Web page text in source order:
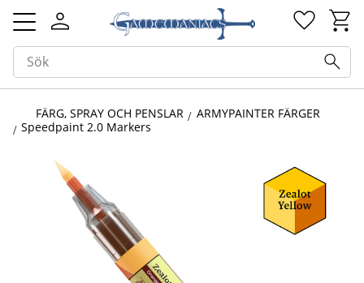
Meny
FÄRG, SPRAY OCH PENSLAR
ARMYPAINTER FÄRGER
Speedpaint 2.0 Markers